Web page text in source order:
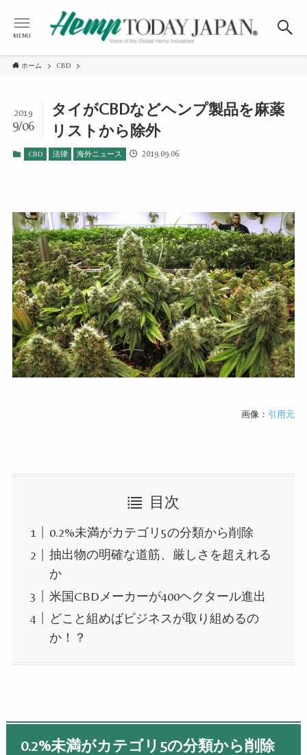
MENU
ホーム CBD
タイがCBDなどヘンプ製品を麻薬
リストから除外
2019
9/06
CBD 法律 海外ニュース 2019.09.06
画像： 引用元
目次
0.2%未満がカテゴリ5の分類から削除
抽出物の明確な道筋、厳しさを超えれる
か
米国CBDメーカーが400ヘクタール進出
どこと組めばビジネスが取り組めるの
か！？
0.2%未満がカテゴリ 5の分類から削除